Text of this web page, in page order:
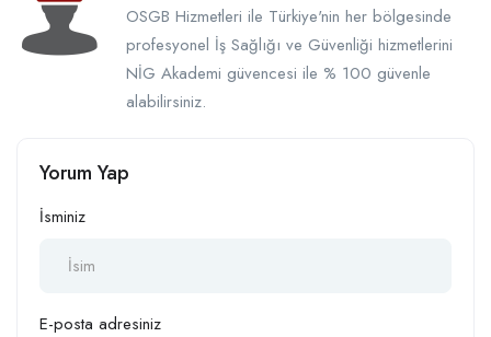
OSGB Hizmetleri ile Türkiye'nin her bölgesinde
profesyonel İş Sağlığı ve Güvenliği hizmetlerini
NİG Akademi güvencesi ile % 100 güvenle
alabilirsiniz.
Yorum Yap
İsminiz
E-posta adresiniz